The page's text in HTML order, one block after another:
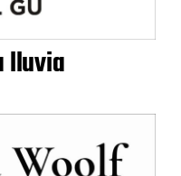
lluvia